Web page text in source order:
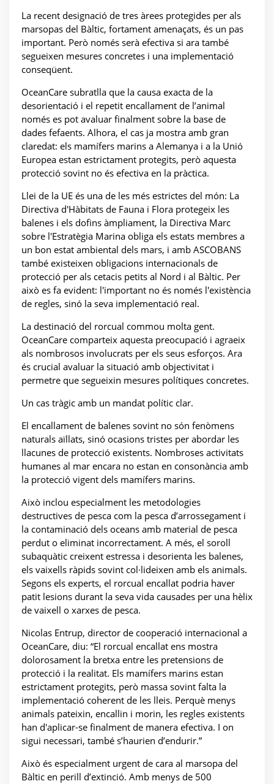
La recent designació de tres àrees protegides per als
marsopas del Bàltic, fortament amenaçats, és un pas
important. Però només serà efectiva si ara també
segueixen mesures concretes i una implementació
conseqüent.
OceanCare subratlla que la causa exacta de la
desorientació i el repetit encallament de l’animal
només es pot avaluar finalment sobre la base de
dades fefaents. Alhora, el cas ja mostra amb gran
claredat: els mamífers marins a Alemanya i a la Unió
Europea estan estrictament protegits, però aquesta
protecció sovint no és efectiva en la pràctica.
Llei de la UE és una de les més estrictes del món: La
Directiva d'Hàbitats de Fauna i Flora protegeix les
balenes i els dofins àmpliament, la Directiva Marc
sobre l'Estratègia Marina obliga els estats membres a
un bon estat ambiental dels mars, i amb ASCOBANS
també existeixen obligacions internacionals de
protecció per als cetacis petits al Nord i al Bàltic. Per
això es fa evident: l'important no és només l'existència
de regles, sinó la seva implementació real.
La destinació del rorcual commou molta gent.
OceanCare comparteix aquesta preocupació i agraeix
als nombrosos involucrats per els seus esforços. Ara
és crucial avaluar la situació amb objectivitat i
permetre que segueixin mesures polítiques concretes.
Un cas tràgic amb un mandat polític clar.
El encallament de balenes sovint no són fenòmens
naturals aïllats, sinó ocasions tristes per abordar les
llacunes de protecció existents. Nombroses activitats
humanes al mar encara no estan en consonància amb
la protecció vigent dels mamífers marins.
Això inclou especialment les metodologies
destructives de pesca com la pesca d’arrossegament i
la contaminació dels oceans amb material de pesca
perdut o eliminat incorrectament. A més, el soroll
subaquàtic creixent estressa i desorienta les balenes,
els vaixells ràpids sovint col·lideixen amb els animals.
Segons els experts, el rorcual encallat podria haver
patit lesions durant la seva vida causades per una hèlix
de vaixell o xarxes de pesca.
Nicolas Entrup, director de cooperació internacional a
OceanCare, diu: “El rorcual encallat ens mostra
dolorosament la bretxa entre les pretensions de
protecció i la realitat. Els mamífers marins estan
estrictament protegits, però massa sovint falta la
implementació coherent de les lleis. Perquè menys
animals pateixin, encallin i morin, les regles existents
han d'aplicar-se finalment de manera efectiva. I on
sigui necessari, també s’haurien d’endurir.”
Això és especialment urgent de cara al marsopa del
Bàltic en perill d’extinció. Amb menys de 500